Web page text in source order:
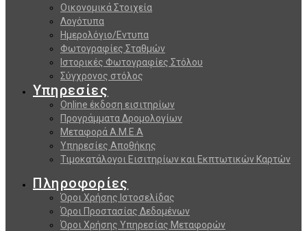
Οικονομικά Στοιχεία
Λογότυπα
Ημερολόγιο/Εντυπα
Φωτογραφίες Σταθμών
Ιστορικές Φωτογραφίες Στόλου
Σύγχρονος στόλος
Υπηρεσίες
Online έκδοση εισιτηρίων
Προγράμματα Δρομολογίων
Μεταφορά Α.Μ.Ε.Α
Υπηρεσίες Αποθήκης
Τιμοκατάλογοι Εισιτηρίων και Εκπτωτικών Καρτών
Πληροφορίες
Όροι Χρήσης Ιστοσελίδας
Όροι Προστασίας Δεδομένων
Όροι Χρήσης Υπηρεσίας Μεταφορών